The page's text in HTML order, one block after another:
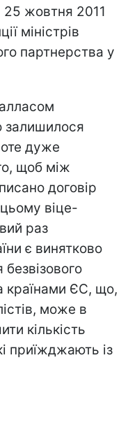
жовтня 2011
міністрів
партнерства у
залишилося
дуже
щоб між
договір
віце-
раз
є винятково
країнами ЄС, що,
може в
кількість
приїжджають із